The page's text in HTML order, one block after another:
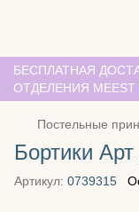
БЕСПЛАТНАЯ
ОТДЕЛЕНИЯ
Постельные
Бортики
Артикул: 0739315